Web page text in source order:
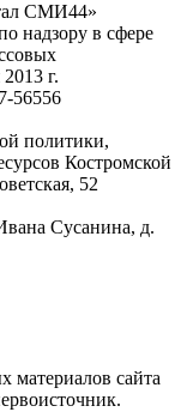
СМИ44»
надзору в сфере
г.
56556
политики,
Костромской
52
Сусанина, д.
материалов сайта